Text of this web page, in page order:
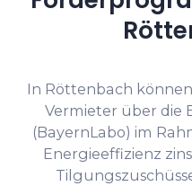
In Röttenbach
Vermieter über die
(BayernLabo) im
Energieeffizienz